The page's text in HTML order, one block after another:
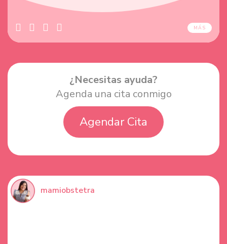
MÁS
¿Necesitas ayuda?
Agenda una cita conmigo
Agendar Cita
mamiobstetra